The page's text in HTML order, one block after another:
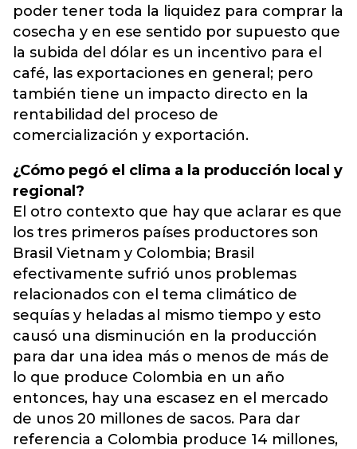
poder tener toda la liquidez para comprar la
cosecha y en ese sentido por supuesto que
la subida del dólar es un incentivo para el
café, las exportaciones en general; pero
también tiene un impacto directo en la
rentabilidad del proceso de
comercialización y exportación.
¿Cómo pegó el clima a la producción local y
regional?
El otro contexto que hay que aclarar es que
los tres primeros países productores son
Brasil Vietnam y Colombia; Brasil
efectivamente sufrió unos problemas
relacionados con el tema climático de
sequías y heladas al mismo tiempo y esto
causó una disminución en la producción
para dar una idea más o menos de más de
lo que produce Colombia en un año
entonces, hay una escasez en el mercado
de unos 20 millones de sacos. Para dar
referencia a Colombia produce 14 millones,